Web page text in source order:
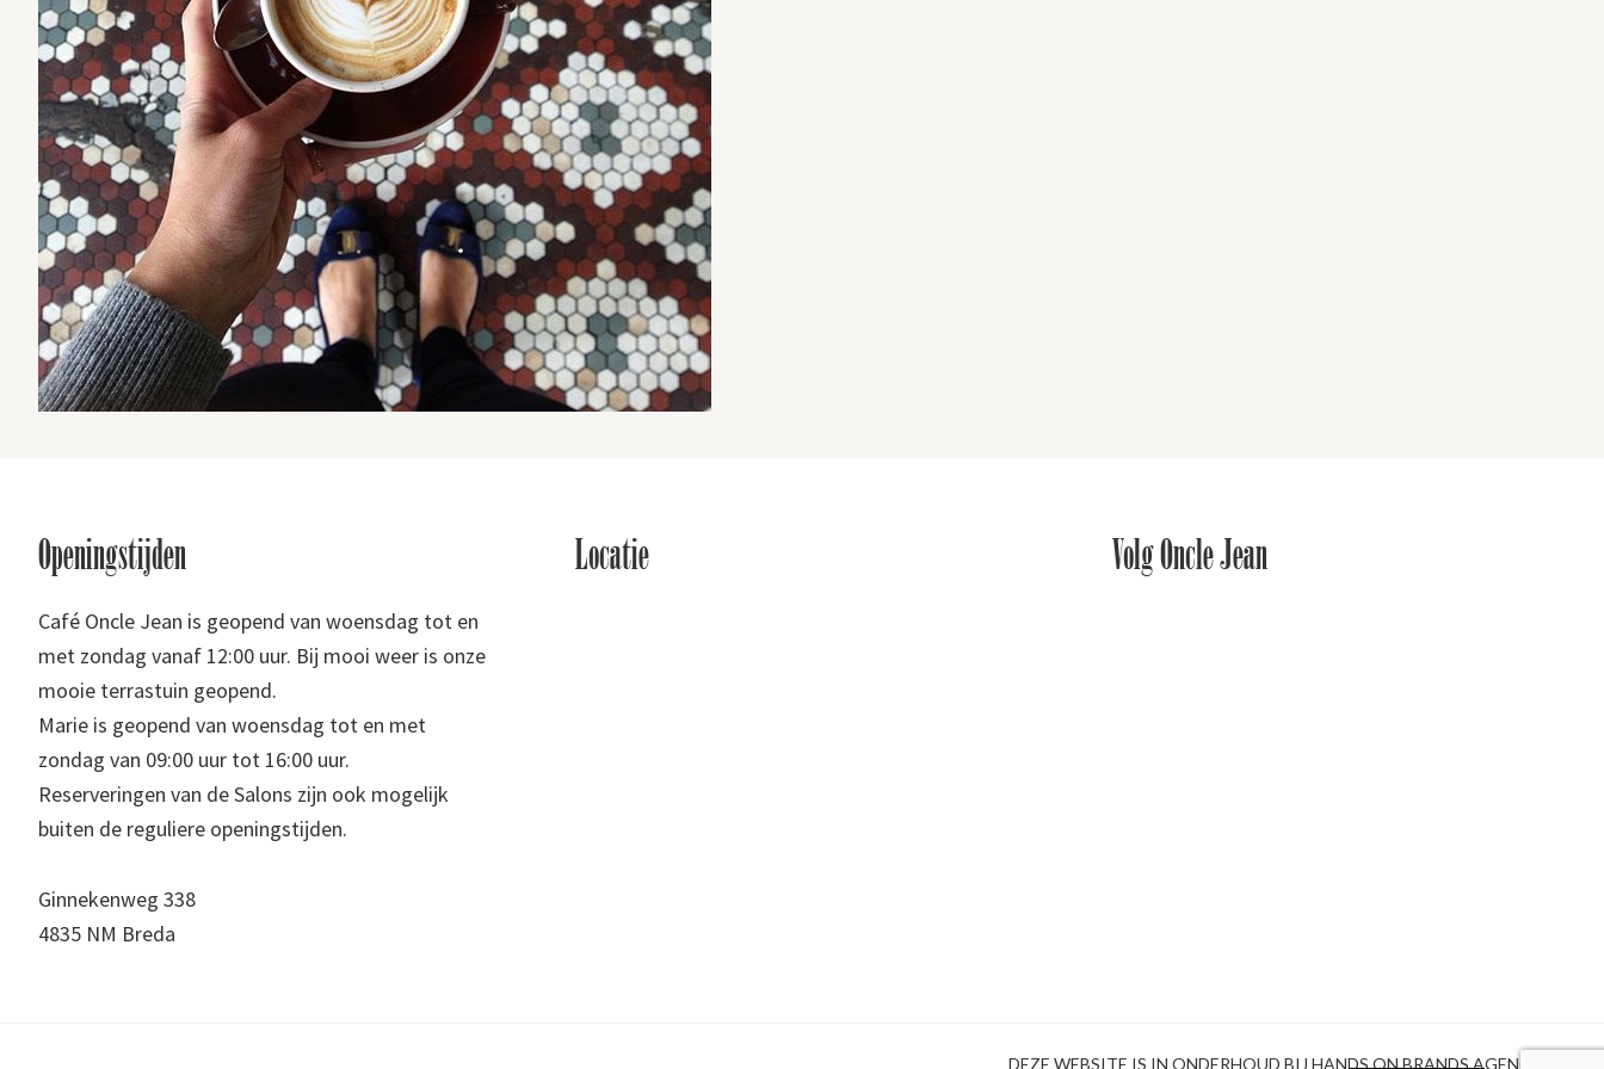
FooterOpeningstijden
Café Oncle Jean is geopend van woensdag tot en
met zondag vanaf 12:00 uur. Bij mooi weer is onze
mooie terrastuin geopend.
Marie is geopend van woensdag tot en met
zondag van 09:00 uur tot 16:00 uur.
Reserveringen van de Salons zijn ook mogelijk
buiten de reguliere openingstijden.
Ginnekenweg 338
4835 NM Breda
Locatie Volg Oncle Jean
DEZE WEBSITE IS IN ONDERHOUD BIJ HANDS ON BRANDS AGENCY